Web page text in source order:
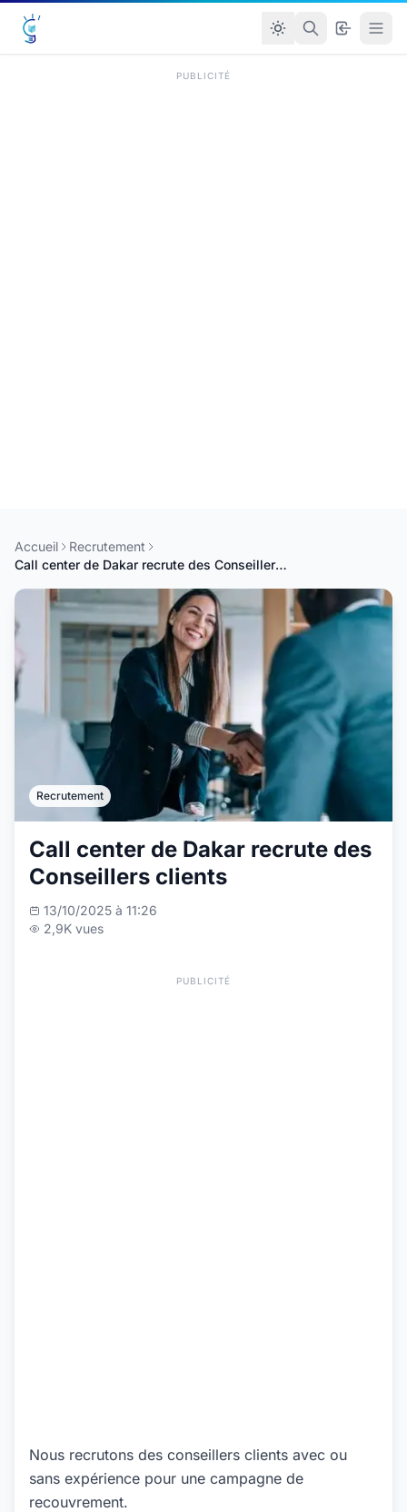
PUBLICITÉ
Accueil
Recrutement
Call center de Dakar recrute des Conseillers clients
Recrutement
Call center de Dakar recrute des
Conseillers clients
13/10/2025 à 11:26
2,9K vues
PUBLICITÉ
Nous recrutons des conseillers clients avec ou
sans expérience pour une campagne de
recouvrement.